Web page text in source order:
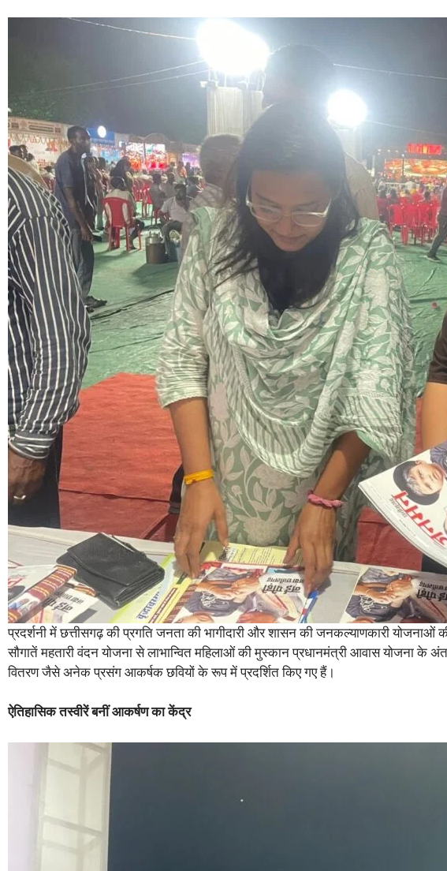
प्रदर्शनी में छत्तीसगढ़ की प्रगति जनता की भागीदारी और शासन की जनकल्याणकारी योजनाओं
सौगातें महतारी वंदन योजना से लाभान्वित महिलाओं की मुस्कान प्रधानमंत्री आवास
वितरण जैसे अनेक प्रसंग आकर्षक छवियों के रूप में प्रदर्शित किए गए हैं।
ऐतिहासिक तस्वीरें बनीं आकर्षण का केंद्र